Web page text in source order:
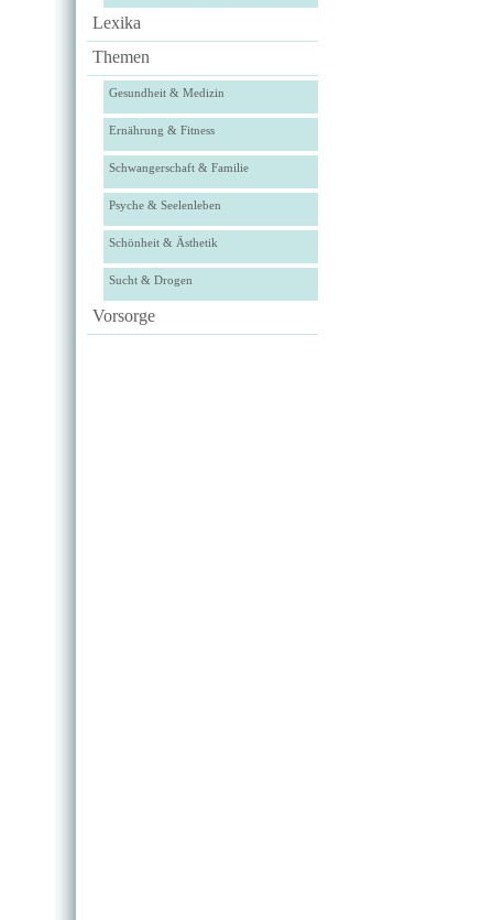
Lexika
Themen
Gesundheit & Medizin
Ernährung & Fitness
Schwangerschaft & Familie
Psyche & Seelenleben
Schönheit & Ästhetik
Sucht & Drogen
Vorsorge